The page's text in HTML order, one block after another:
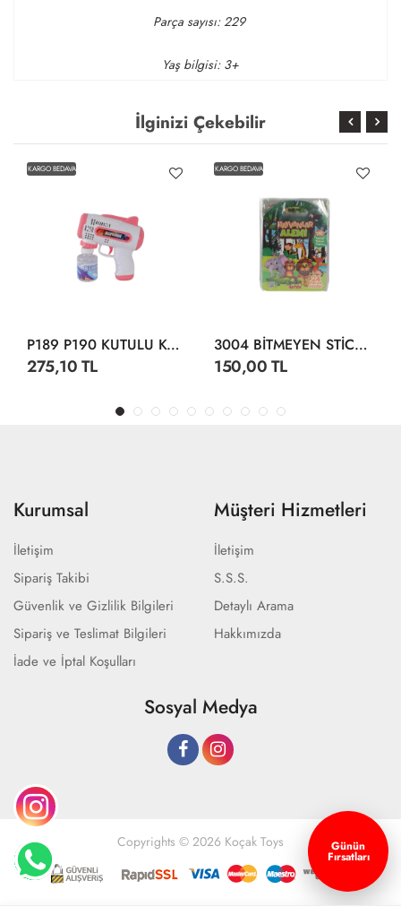
Parça sayısı: 229
Yaş bilgisi: 3+
İlginizi Çekebilir
KARGO BEDAVA
P189 P190 KUTULU KÖPÜK TABANCA
275,10 TL
KARGO BEDAVA
3004 BİTMEYEN STİCKER SU ALTI DÜNYASI
150,00 TL
Kurumsal
İletişim
Sipariş Takibi
Güvenlik ve Gizlilik Bilgileri
Sipariş ve Teslimat Bilgileri
İade ve İptal Koşulları
Müşteri Hizmetleri
İletişim
S.S.S.
Detaylı Arama
Hakkımızda
Sosyal Medya
Copyrights © 2026 Koçak Toys Günün
Fırsatları